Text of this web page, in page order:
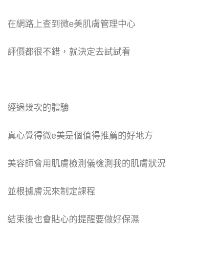
在網路上查到微e美肌膚管理中心
評價都很不錯，就決定去試試看
經過幾次的體驗
真心覺得微e美是個值得推薦的好地方
美容師會用肌膚檢測儀檢測我的肌膚狀況
並根據膚況來制定課程
結束後也會貼心的提醒要做好保濕